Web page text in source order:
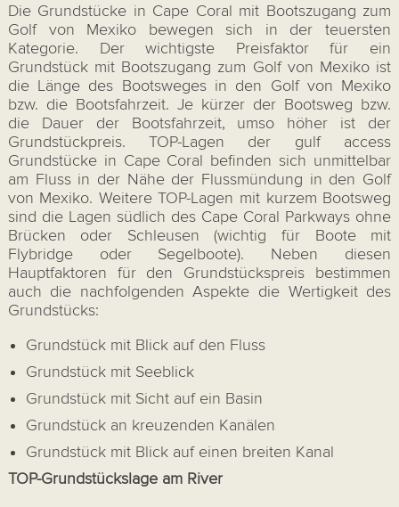
Die Grundstücke in Cape Coral mit Bootszugang zum
Golf von Mexiko bewegen sich in der teuersten
Kategorie. Der wichtigste Preisfaktor für ein
Grundstück mit Bootszugang zum Golf von Mexiko ist
die Länge des Bootsweges in den Golf von Mexiko
bzw. die Bootsfahrzeit. Je kürzer der Bootsweg bzw.
die Dauer der Bootsfahrzeit, umso höher ist der
Grundstückpreis. TOP-Lagen der gulf access
Grundstücke in Cape Coral befinden sich unmittelbar
am Fluss in der Nähe der Flussmündung in den Golf
von Mexiko. Weitere TOP-Lagen mit kurzem Bootsweg
sind die Lagen südlich des Cape Coral Parkways ohne
Brücken oder Schleusen (wichtig für Boote mit
Flybridge oder Segelboote). Neben diesen
Hauptfaktoren für den Grundstückspreis bestimmen
auch die nachfolgenden Aspekte die Wertigkeit des
Grundstücks:
Grundstück mit Blick auf den Fluss
Grundstück mit Seeblick
Grundstück mit Sicht auf ein Basin
Grundstück an kreuzenden Kanälen
Grundstück mit Blick auf einen breiten Kanal
TOP-Grundstückslage am River